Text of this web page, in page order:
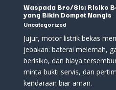
Waspada Bro/Sis: Risiko
yang Bikin Dompet Nangis
Uncategorized
Jujur, motor listrik bekas
jebakan: baterai melemah,
berisiko, dan biaya
minta bukti servis, dan
kendaraan biar aman.